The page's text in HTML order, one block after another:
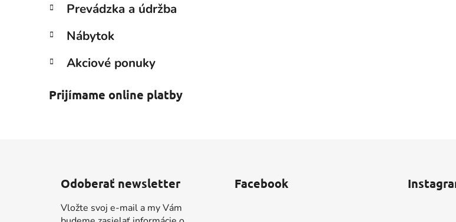
Prevádzka a údržba
Nábytok
Akciové ponuky
Prijímame online platby
Odoberať newsletter
Vložte svoj e-mail a my Vám
Facebook